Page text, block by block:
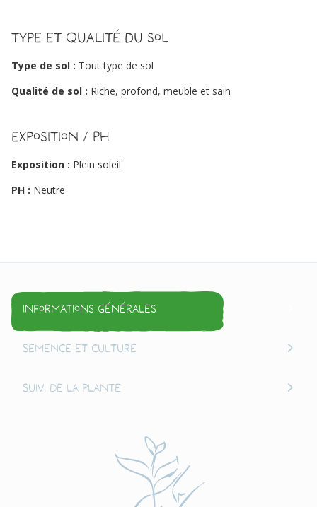
Type et qualité du sol
Type de sol : Tout type de sol
Qualité de sol : Riche, profond, meuble et sain
Exposition / PH
Exposition : Plein soleil
PH : Neutre
Informations générales
Semence et culture
Suivi de la plante